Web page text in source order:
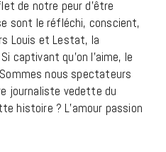
de notre peur d’être
sont le réfléchi, conscient,
Louis et Lestat, la
captivant qu’on l’aime, le
nous spectateurs
journaliste vedette du
histoire ? L’amour passion